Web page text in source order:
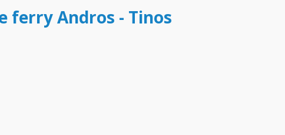
ferry Andros - Tinos